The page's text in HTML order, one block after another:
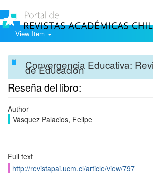
View Item
Convergencia Educativa:
de Educación
Reseña del libro:
Author
Vásquez Palacios, Felipe
Full text
http://revistapai.ucm.cl/article/view/797